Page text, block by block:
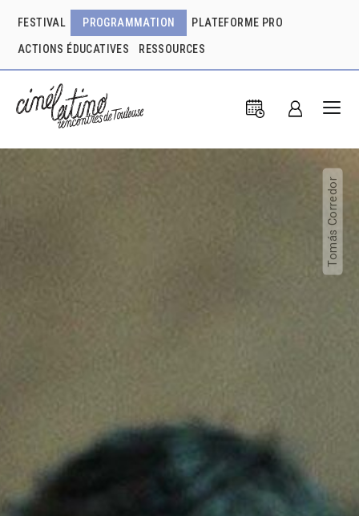
FESTIVAL PROGRAMMATION PLATEFORME PRO
ACTIONS ÉDUCATIVES RESSOURCES
Tomás Corredor